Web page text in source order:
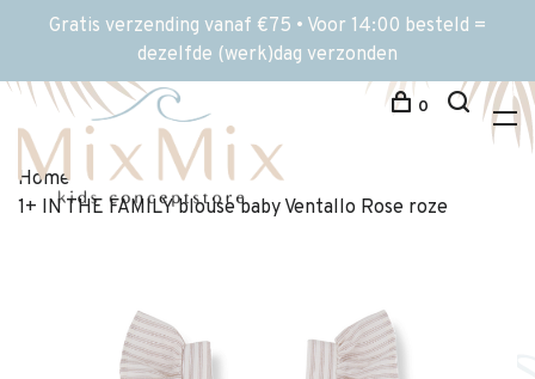
Gratis verzending vanaf €75 • Voor 14:00 besteld =
dezelfde (werk)dag verzonden
0
Home
1+ IN THE FAMILY blouse baby Ventallo Rose roze